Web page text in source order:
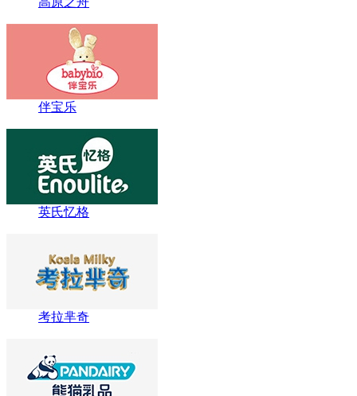
伴宝乐
英氏忆格
考拉芈奇